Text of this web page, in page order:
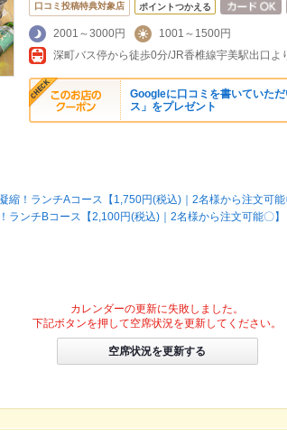
口コミ投稿特典対象店 ポイントつかえる
2001～3000円
1001～1500円
深町バス停から徒歩0分/JR香椎線宇美駅出口よ
Googleに口コミを書いていた
ス」をプレゼント
縮！ランチAコース【1,750円(税込)｜2名様から注文可能
ランチBコース【2,100円(税込)｜2名様から注文可能〇】
カレンダーの更新に失敗しました。
下記ボタンを押して空席状況を更新してください。
空席状況を更新する